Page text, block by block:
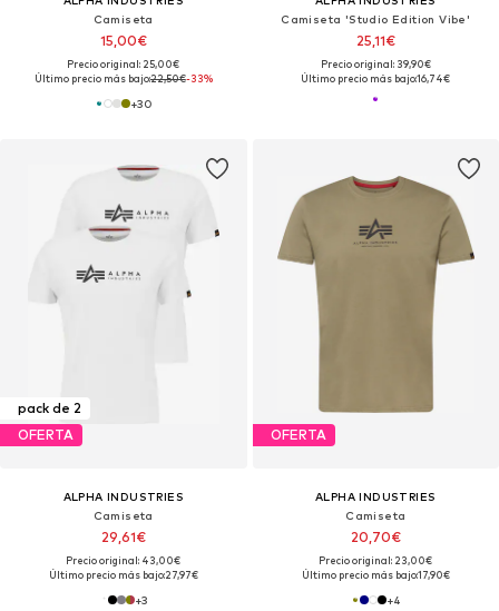
Camiseta
15,00€
Precio original: 25,00€
Último precio más bajo:22,50€-33%
+30
Camiseta 'Studio Edition Vibe'
25,11€
Precio original: 39,90€
Último precio más bajo:16,74€
pack de 2
OFERTA
ALPHA INDUSTRIES
Camiseta
29,61€
Precio original: 43,00€
Último precio más bajo:27,97€
+3
OFERTA
ALPHA INDUSTRIES
Camiseta
20,70€
Precio original: 23,00€
Último precio más bajo:17,90€
+4